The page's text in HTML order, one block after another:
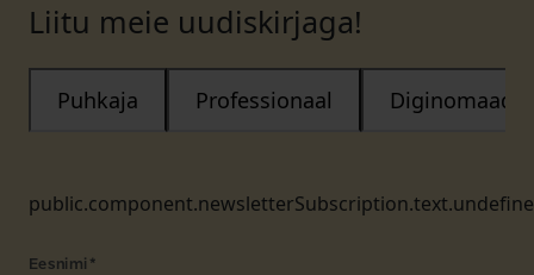
Liitu meie uudiskirjaga!
Puhkaja Professionaal Diginomaad
Eesnimi *